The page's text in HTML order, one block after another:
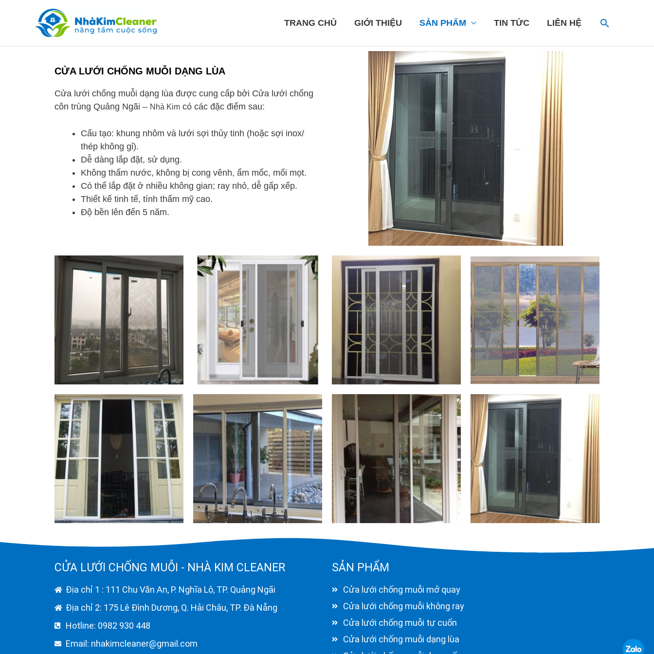
TRANG CHỦ GIỚI THIỆU SẢN PHẨM TIN TỨC LIÊN HỆ SEARCH
CỬA LƯỚI CHỐNG MUỖI DẠNG LÙA
Cửa lưới chống muỗi dạng lùa được cung cấp bởi Cửa lưới chống
côn trùng Quảng Ngãi – Nhà Kim có các đặc điểm sau:
Cấu tạo: khung nhôm và lưới sợi thủy tinh (hoặc sợi inox/
thép không gỉ).
Dễ dàng lắp đặt, sử dụng.
Không thấm nước, không bị cong vênh, ẩm mốc, mối mọt.
Có thể lắp đặt ở nhiều không gian; ray nhỏ, dễ gấp xếp.
Thiết kế tinh tế, tính thẩm mỹ cao.
Độ bền lên đến 5 năm.
CỬA LƯỚI CHỐNG MUỖI - NHÀ KIM CLEANER
Địa chỉ 1 : 111 Chu Văn An, P. Nghĩa Lộ, TP. Quảng Ngãi
Địa chỉ 2: 175 Lê Đình Dương, Q. Hải Châu, TP. Đà Nẵng
Hotline: 0982 930 448
Email: nhakimcleaner@gmail.com
SẢN PHẨM
Cửa lưới chống muỗi mở quay
Cửa lưới chống muỗi không ray
Cửa lưới chống muỗi tự cuốn
Cửa lưới chống muỗi dạng lùa